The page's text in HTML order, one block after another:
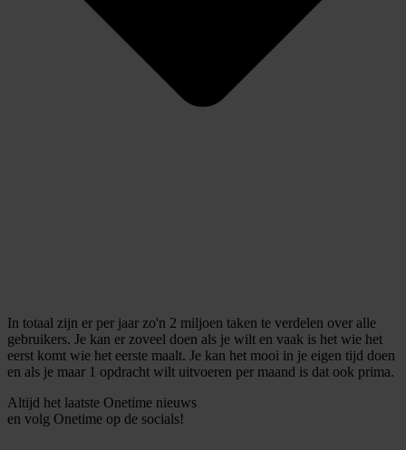
In totaal zijn er per jaar zo'n 2 miljoen taken te verdelen over alle
gebruikers. Je kan er zoveel doen als je wilt en vaak is het wie het
eerst komt wie het eerste maalt. Je kan het mooi in je eigen tijd doen
en als je maar 1 opdracht wilt uitvoeren per maand is dat ook prima.
Altijd het laatste Onetime nieuws
en volg Onetime op de socials!